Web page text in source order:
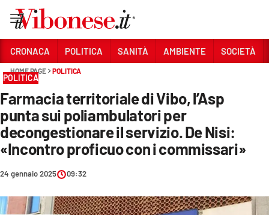
Sezioni
CRONACA
POLITICA
SANITÀ
AMBIENTE
SOCIETÀ
CRONACA POLITICA SANITÀ AMBIENTE SOCIETÀ
HOME PAGE POLITICA
POLITICA
Farmacia territoriale di Vibo, l’Asp
punta sui poliambulatori per
decongestionare il servizio. De Nisi:
«Incontro proficuo con i commissari»
24 gennaio 2025 09:32